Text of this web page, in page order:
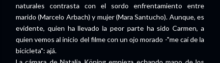
naturales contrasta con el sordo enfrentamiento entre
marido (Marcelo Arbach) y mujer (Mara Santucho). Aunque, es
evidente, quien ha llevado la peor parte ha sido Carmen, a
quien vemos al inicio del filme con un ojo morado -"me caí de la
bicicleta": ajá.